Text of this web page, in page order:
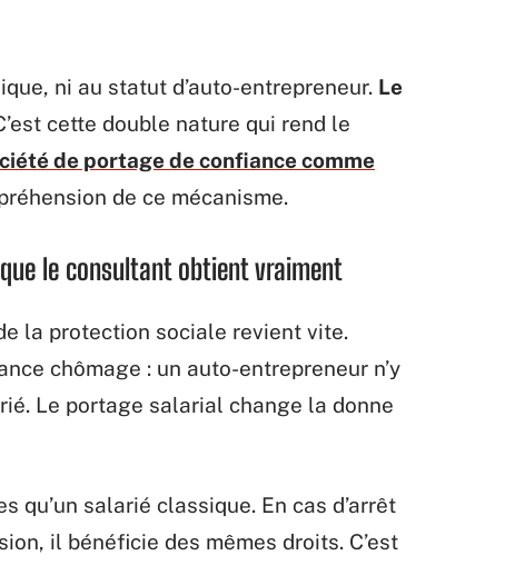
ni au statut d’auto-entrepreneur. Le
cette double nature qui rend le
de portage de confiance comme
de ce mécanisme.
le consultant obtient vraiment
la protection sociale revient vite.
chômage : un auto-entrepreneur n’y
Le portage salarial change la donne
qu’un salarié classique. En cas d’arrêt
il bénéficie des mêmes droits. C’est